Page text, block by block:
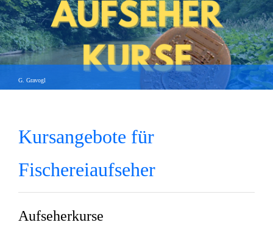
G. Gravogl
Kursangebote für
Fischereiaufseher
Aufseherkurse